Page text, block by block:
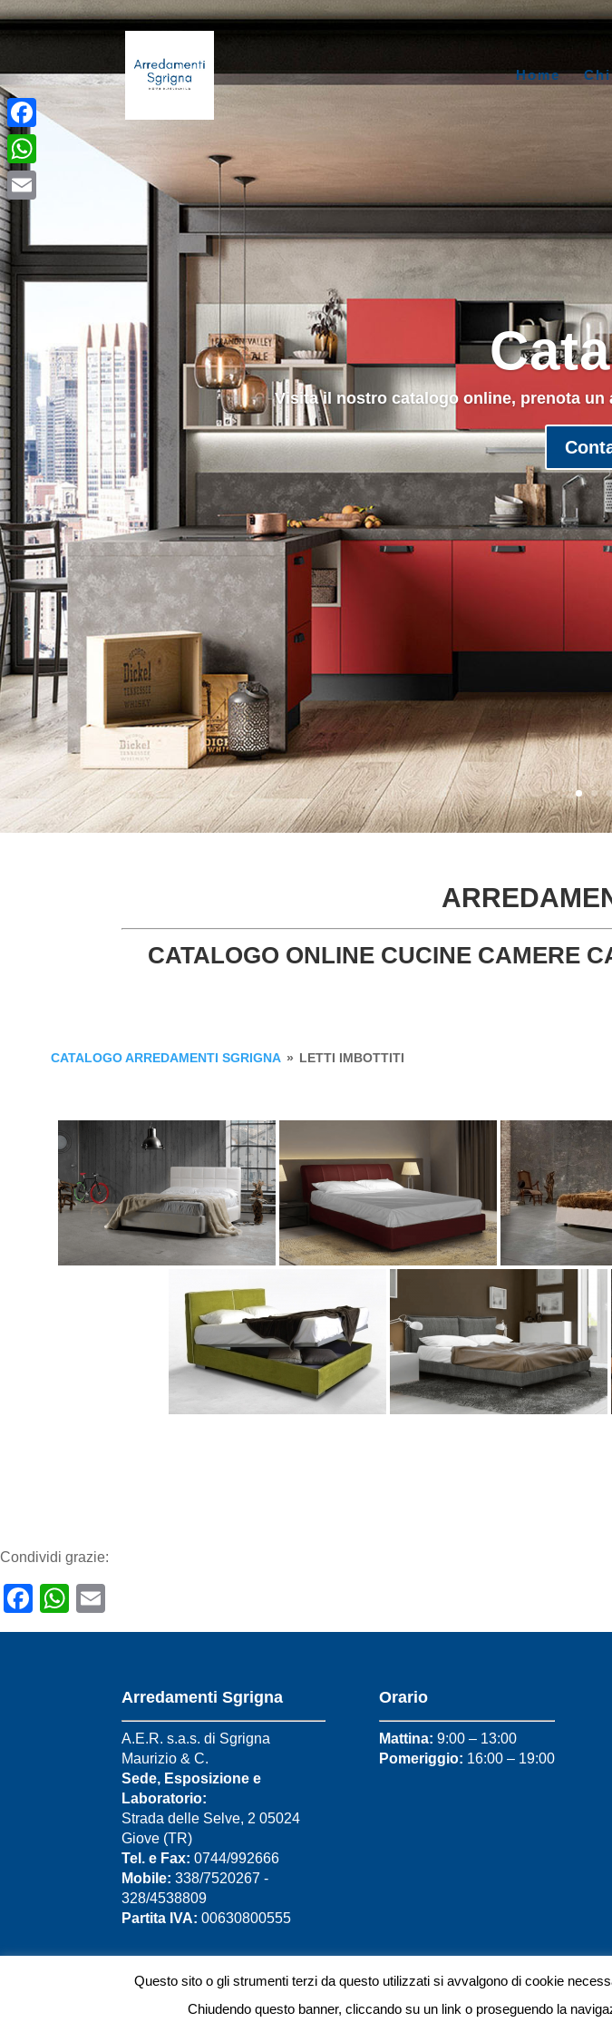
Home
Visita il nostro catalogo online, prenota
CATALOGO ONLINE CUCINE CAMERE
CATALOGO ARREDAMENTI SGRIGNA » LETTI IMBOTTITI
Condividi grazie:
Facebook
WhatsApp
Arredamenti Sgrigna
A.E.R. s.a.s. di Sgrigna
Maurizio & C.
Sede, Esposizione e
Laboratorio:
Strada delle Selve, 2 05024
Giove (TR)
Tel. e Fax: 0744/992666
Mobile: 338/7520267 -
328/4538809
Partita IVA: 00630800555
Orario
Mattina: 9:00 – 13:00
Pomeriggio: 16:00 – 19:00
Designed by:Italy Web Marketing - Realizzazione siti Internet
Facebook
WhatsApp
Email
Questo sito o gli strumenti terzi da questo utilizzati si avvalgono di cookie
Chiudendo questo banner, cliccando su un link o proseguendo la